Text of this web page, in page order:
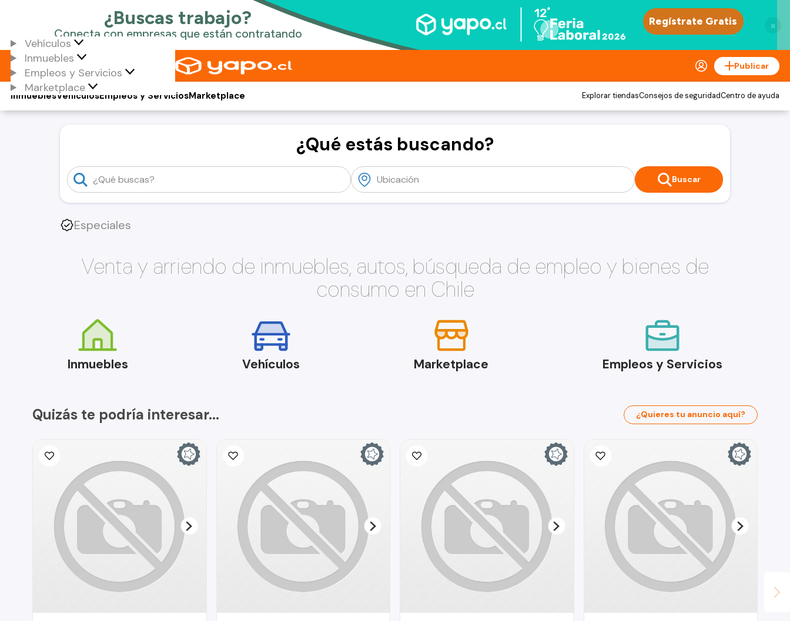
×
Vehículos
Inmuebles
Empleos y Servicios
Marketplace
Publicar
Vehículos
Inmuebles Empleos y ServiciosMarketplace Explorar tiendasConsejos de seguridadCentro de ayuda
¿Qué estás buscando?
Buscar
Especiales
Venta y arriendo de inmuebles, autos, búsqueda de empleo y bienes de
consumo en Chile
Inmuebles Vehículos Marketplace Empleos y Servicios
Quizás te podría interesar... ¿Quieres tu anuncio aquí?